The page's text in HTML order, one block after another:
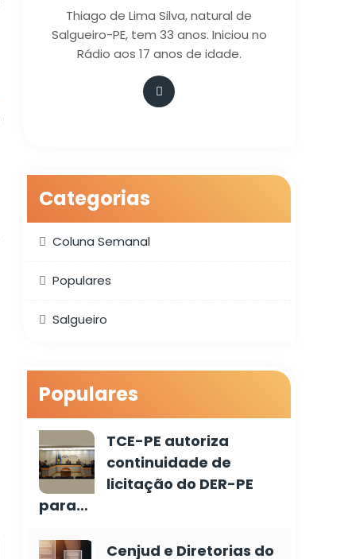
Thiago de Lima Silva, natural de
Salgueiro-PE, tem 33 anos. Iniciou no
Rádio aos 17 anos de idade.
Categorias
Coluna Semanal
Populares
Salgueiro
Populares
TCE-PE autoriza
continuidade de
licitação do DER-PE
para…
Cenjud e Diretorias do